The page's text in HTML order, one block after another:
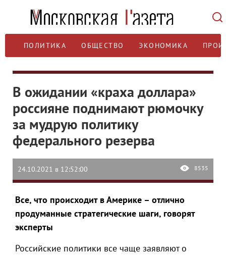
ПОЛИТИКА ОБЩЕСТВО ЭКОНОМИКА
В ожидании «краха доллара»
россияне поднимают рюмочку
за мудрую политику
федерального резерва
24.10.2021 в 12:52:00 8535
Все, что происходит в Америке – отлично
продуманные стратегические шаги, говорят
эксперты
Российские политики все чаще заявляют о